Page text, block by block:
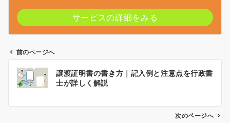
サービスの詳細をみる
ビ
前のページへ
譲渡証明書の書き方｜記入例と注意点を行政書
士が詳しく解説
次のページへ